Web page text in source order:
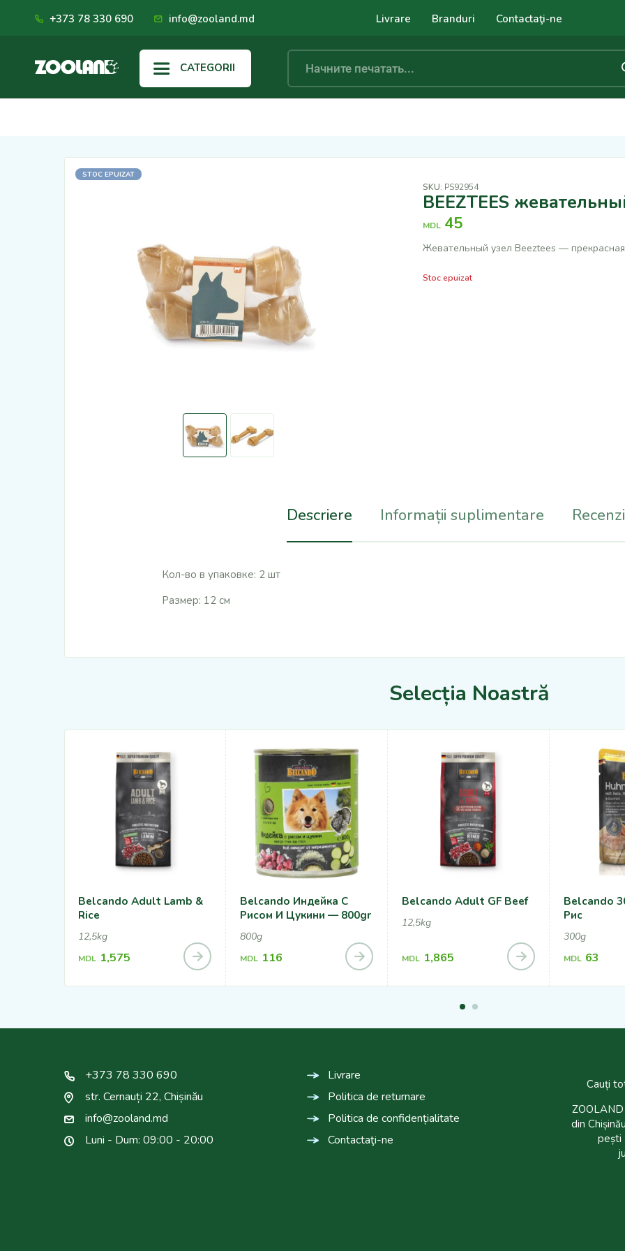
+373 78 330 690 info@zooland.md Livrare Branduri Contactaţi-ne
CATEGORII
STOC EPUIZAT
SKU: PS92954
BEEZTEES
MDL 45
Жевательный узел Beeztees —
Stoc epuizat
Descriere Informații suplimentare
Кол-во в упаковке: 2 шт
Размер: 12 см
Selecția Noastră
Belcando Adult Lamb &
Rice
12,5kg
MDL 1,575
Belcando Индейка С
Рисом И Цукини — 800gr
800g
MDL 116
Belcando Adult GF Beef
12,5kg
MDL 1,865
Belcando
Рис
300g
MDL 63
+373 78 330 690
str. Cernauți 22, Chișinău
info@zooland.md
Luni - Dum: 09:00 - 20:00
Livrare
Politica de returnare
Politica de confidențialitate
Contactaţi-ne
Cauți
din
pești